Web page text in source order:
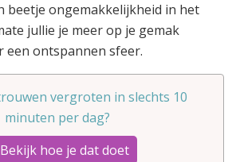
beetje ongemakkelijkheid in het
jullie je meer op je gemak
een ontspannen sfeer.
vergroten in slechts 10
minuten per dag?
Bekijk hoe je dat doet